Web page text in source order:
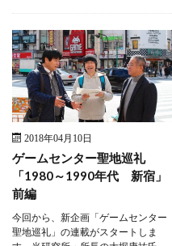
2018年04月10日
ゲームセンター聖地巡礼
「1980～1990年代 新宿」
前編
今回から、新企画「ゲームセンター
聖地巡礼」の連載がスタートしま